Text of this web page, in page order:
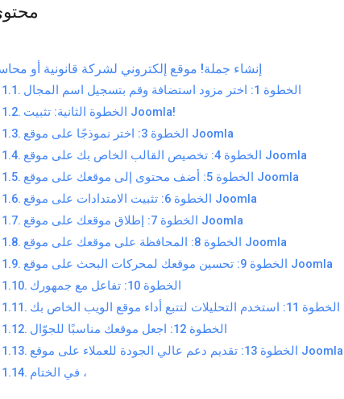
إنشاء جملة! موقع إلكتروني لشركة قانونية أو
الخطوة 1: اختر مزود استضافة وقم بتسجيل اسم المجال
الخطوة الثانية: تثبيت Joomla!
الخطوة 3: اختر نموذجًا على موقع Joomla
الخطوة 4: تخصيص القالب الخاص بك على موقع Joomla
الخطوة 5: أضف محتوى إلى موقعك على موقع Joomla
الخطوة 6: تثبيت الامتدادات على موقع Joomla
الخطوة 7: إطلاق موقعك على موقع Joomla
الخطوة 8: المحافظة على موقعك على موقع Joomla
الخطوة 9: تحسين موقعك لمحركات البحث على موقع Joomla
الخطوة 10: تفاعل مع جمهورك
الخطوة 11: استخدم التحليلات لتتبع أداء موقع الويب الخاص بك
الخطوة 12: اجعل موقعك مناسبًا للجوّال
الخطوة 13: تقديم دعم عالي الجودة للعملاء على موقع Joomla
في الختام ،